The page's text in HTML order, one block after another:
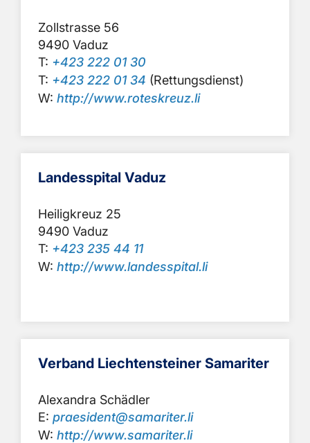
Zollstrasse 56
9490 Vaduz
T: +423 222 01 30
T: +423 222 01 34 (Rettungsdienst)
W: http://www.roteskreuz.li
Landesspital Vaduz
Heiligkreuz 25
9490 Vaduz
T: +423 235 44 11
W: http://www.landesspital.li
Verband Liechtensteiner Samariter
Alexandra Schädler
E: praesident@samariter.li
W: http://www.samariter.li